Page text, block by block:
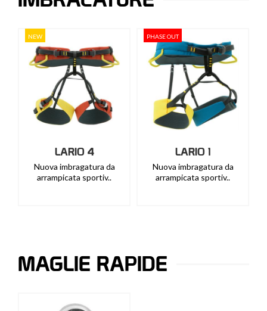
NEW
LARIO 4
Nuova imbragatura da
arrampicata sportiv..
PHASE OUT
LARIO 1
Nuova imbragatura da
arrampicata sportiv..
MAGLIE RAPIDE